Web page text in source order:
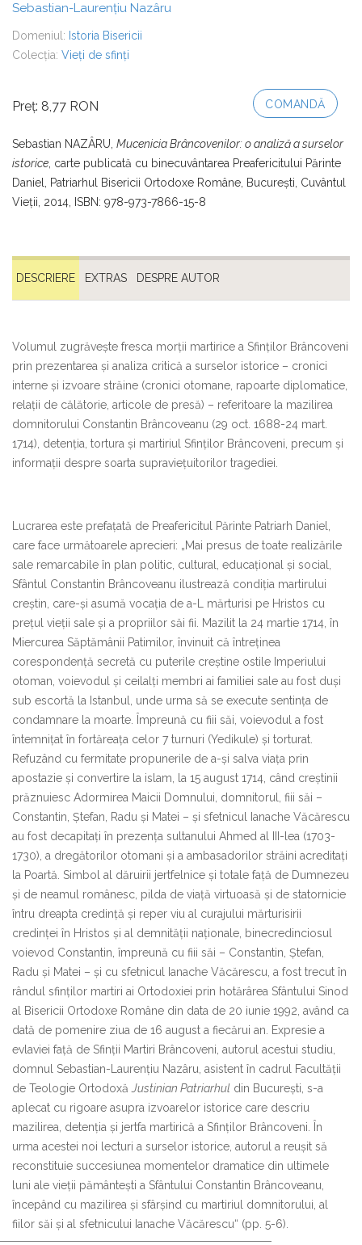
Sebastian-Laurențiu Nazâru
Domeniul: Istoria Bisericii
Colecția: Vieți de sfinți
Preț: 8,77 RON COMANDĂ
Sebastian NAZÂRU, Mucenicia Brâncovenilor: o analiză a surselor
istorice , carte publicată cu binecuvântarea Preafericitului Părinte
Daniel, Patriarhul Bisericii Ortodoxe Române, București, Cuvântul
Vieții, 2014, ISBN: 978-973-7866-15-8
DESCRIERE EXTRAS DESPRE AUTOR
Volumul zugrăvește fresca morții martirice a Sfinților Brâncoveni
prin prezentarea și analiza critică a surselor istorice – cronici
interne și izvoare străine (cronici otomane, rapoarte diplomatice,
relații de călătorie, articole de presă) – referitoare la mazilirea
domnitorului Constantin Brâncoveanu (29 oct. 1688-24 mart.
1714), detenția, tortura și martiriul Sfinților Brâncoveni, precum și
informații despre soarta supraviețuitorilor tragediei.
Lucrarea este prefațată de Preafericitul Părinte Patriarh Daniel,
care face următoarele aprecieri: „Mai presus de toate realizările
sale remarcabile în plan politic, cultural, educațional și social,
Sfântul Constantin Brâncoveanu ilustrează condiția martirului
creștin, care-și asumă vocația de a-L mărturisi pe Hristos cu
prețul vieții sale și a propriilor săi fii. Mazilit la 24 martie 1714, în
Miercurea Săptămânii Patimilor, învinuit că întreținea
corespondență secretă cu puterile creștine ostile Imperiului
otoman, voievodul și ceilalți membri ai familiei sale au fost duși
sub escortă la Istanbul, unde urma să se execute sentința de
condamnare la moarte. Împreună cu fiii săi, voievodul a fost
întemnițat în fortăreața celor 7 turnuri (Yedikule) și torturat.
Refuzând cu fermitate propunerile de a-și salva viața prin
apostazie și convertire la islam, la 15 august 1714, când creștinii
prăznuiesc Adormirea Maicii Domnului, domnitorul, fiii săi –
Constantin, Ștefan, Radu și Matei – și sfetnicul Ianache Văcărescu
au fost decapitați în prezența sultanului Ahmed al III-lea (1703-
1730), a dregătorilor otomani și a ambasadorilor străini acreditați
la Poartă. Simbol al dăruirii jertfelnice și totale față de Dumnezeu
și de neamul românesc, pilda de viață virtuoasă și de statornicie
întru dreapta credință și reper viu al curajului mărturisirii
credinței în Hristos și al demnității naționale, binecredinciosul
voievod Constantin, împreună cu fiii săi – Constantin, Ștefan,
Radu și Matei – și cu sfetnicul Ianache Văcărescu, a fost trecut în
rândul sfinților martiri ai Ortodoxiei prin hotărârea Sfântului Sinod
al Bisericii Ortodoxe Române din data de 20 iunie 1992, având ca
dată de pomenire ziua de 16 august a fiecărui an. Expresie a
evlaviei față de Sfinții Martiri Brâncoveni, autorul acestui studiu,
domnul Sebastian-Laurențiu Nazâru, asistent în cadrul Facultății
de Teologie Ortodoxă Justinian Patriarhul din București, s-a
aplecat cu rigoare asupra izvoarelor istorice care descriu
mazilirea, detenția și jertfa martirică a Sfinților Brâncoveni. În
urma acestei noi lecturi a surselor istorice, autorul a reușit să
reconstituie succesiunea momentelor dramatice din ultimele
luni ale vieții pământești a Sfântului Constantin Brâncoveanu,
începând cu mazilirea și sfârșind cu martiriul domnitorului, al
fiilor săi și al sfetnicului Ianache Văcărescu“ (pp. 5-6).